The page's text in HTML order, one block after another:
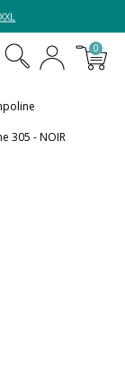
0
305 - NOIR